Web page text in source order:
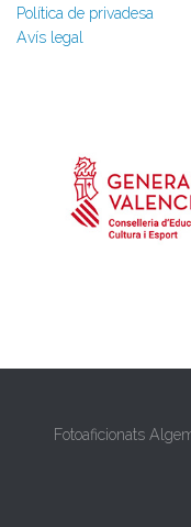
Política de privadesa
Avís legal
Fotoaficionats